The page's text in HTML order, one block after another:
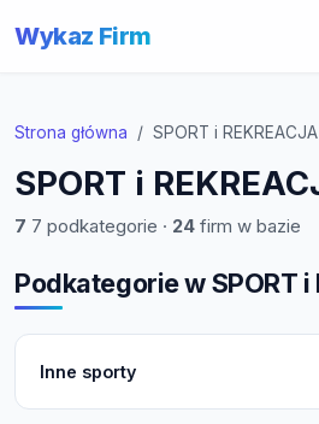
Wykaz Firm
Strona główna SPORT i REKREACJA
SPORT i
7 7 podkategorie · 24 firm w bazie
Podkategorie w SPORT i
Inne sporty